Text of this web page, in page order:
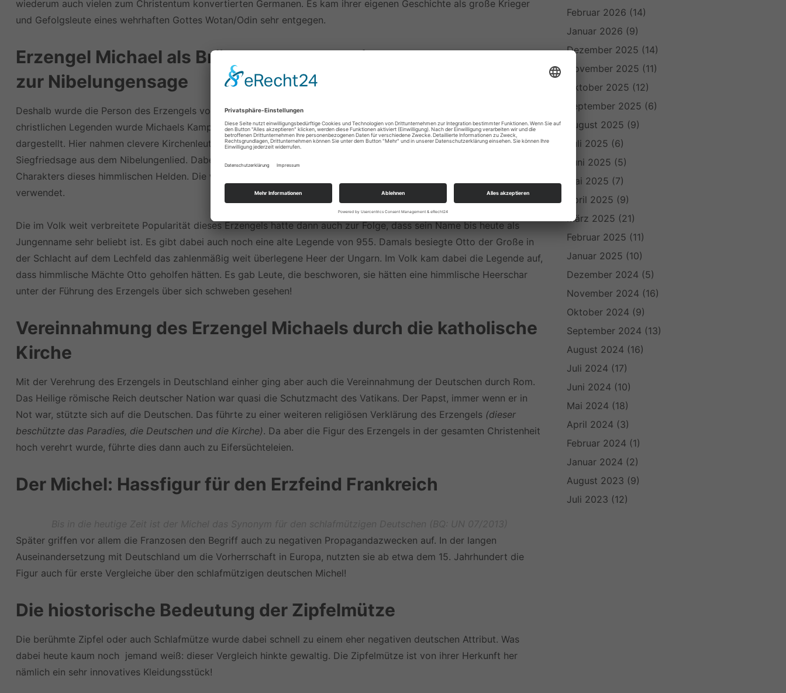
wiederum auch vielen zum Christentum konvertierten Germanen. Es kam ihrer eigenen Geschichte als große Krieger
und Gefolgsleute eines wehrhaften Gottes Wotan/Odin sehr entgegen.
Erzengel Michael als Brücke zum altnordischen Glauben und
zur Nibelungensage
Deshalb wurde die Person des Erzengels von den christlichen Missionaren wohl auch stark propagiert. In den
christlichen Legenden wurde Michaels Kampf gegen den Teufel dann auch oft als Kampf gegen einen Drachen
dargestellt. Hier nahmen clevere Kirchenleute eindeutig auch eine kleine Anleihe bei der im Volk sehr beliebten
Siegfriedsage aus dem Nibelungenlied. Dabei erbten die Deutschen aber auch die Begrifflichkeit des schlichten
Charakters dieses himmlischen Helden. Die wurde dann natürlich auch gerne von den Feinden unsers Volkes gegen uns
verwendet.
Die im Volk weit verbreitete Popularität dieses Erzengels hatte dann auch zur Folge, dass sein Name bis heute als
Jungenname sehr beliebt ist. Es gibt dabei auch noch eine alte Legende von 955. Damals besiegte Otto der Große in
der Schlacht auf dem Lechfeld das zahlenmäßig weit überlegene Heer der Ungarn. Im Volk kam dabei die Legende auf,
dass himmlische Mächte Otto geholfen hätten. Es gab Leute, die beschworen, sie hätten eine himmlische Heerschar
unter der Führung des Erzengels über sich schweben gesehen!
Vereinnahmung des Erzengel Michaels durch die katholische
Kirche
Mit der Verehrung des Erzengels in Deutschland einher ging aber auch die Vereinnahmung der Deutschen durch Rom.
Das Heilige römische Reich deutscher Nation war quasi die Schutzmacht des Vatikans. Der Papst, immer wenn er in
Not war, stützte sich auf die Deutschen. Das führte zu einer weiteren religiösen Verklärung des Erzengels (dieser
beschützte das Paradies, die Deutschen und die Kirche). Da aber die Figur des Erzengels in der gesamten Christenheit
hoch verehrt wurde, führte dies dann auch zu Eifersüchteleien.
Der Michel: Hassfigur für den Erzfeind Frankreich
Später griffen vor allem die Franzosen den Begriff auch zu negativen Propagandazwecken auf. In der langen
Auseinandersetzung mit Deutschland um die Vorherrschaft in Europa, nutzten sie ab etwa dem 15. Jahrhundert die
Figur auch für erste Vergleiche über den schlafmützigen deutschen Michel!
Die hiostorische Bedeutung der Zipfelmütze
Die berühmte Zipfel oder auch Schlafmütze wurde dabei schnell zu einem eher negativen deutschen Attribut. Was
dabei heute kaum noch jemand weiß: dieser Vergleich hinkte gewaltig. Die Zipfelmütze ist von ihrer Herkunft her
nämlich ein sehr innovatives Kleidungsstück!
Februar 2026 (14)
Januar 2026 (9)
Dezember 2025 (14)
November 2025 (11)
Oktober 2025 (12)
September 2025 (6)
August 2025 (9)
Juli 2025 (6)
Juni 2025 (5)
Mai 2025 (7)
April 2025 (9)
März 2025 (21)
Februar 2025 (11)
Januar 2025 (10)
Dezember 2024 (5)
November 2024 (16)
Oktober 2024 (9)
September 2024 (13)
August 2024 (16)
Juli 2024 (17)
Juni 2024 (10)
Mai 2024 (18)
April 2024 (3)
Februar 2024 (1)
Januar 2024 (2)
August 2023 (9)
Juli 2023 (12)